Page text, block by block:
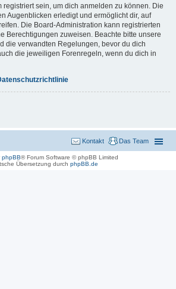
registriert sein, um dich anmelden zu können. Die
Augenblicken erledigt und ermöglicht dir, auf
Die Board-Administration kann registrierten
Berechtigungen zuweisen. Beachte bitte unsere
die verwandten Regelungen, bevor du dich
die jeweiligen Forenregeln, wenn du dich in
Das Team
Kontakt
phpBB® Forum Software © phpBB Limited
Übersetzung durch phpBB.de